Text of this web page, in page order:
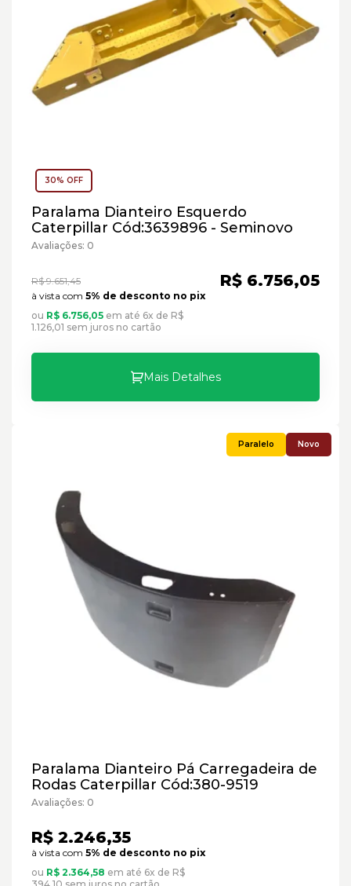
30% OFF
Paralama Dianteiro Esquerdo
Caterpillar Cód:3639896 - Seminovo
Avaliações: 0
R$ 9.651,45 R$ 6.756,05
à vista com 5% de desconto no pix
ou R$ 6.756,05 em até 6x de R$
1.126,01 sem juros no cartão
Mais Detalhes
Novo
Paralama Dianteiro Pá Carregadeira de
Rodas Caterpillar Cód:380-9519
Avaliações: 0
R$ 2.246,35
à vista com 5% de desconto no pix
ou R$ 2.364,58 em até 6x de R$